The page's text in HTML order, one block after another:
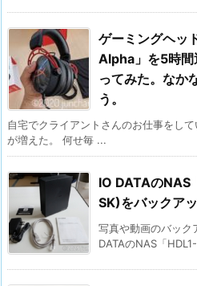
ゲーミングヘッ
Alpha」を5時間
ってみた。なか
う。
自宅でクライアントさんのお仕事をし
が増えた。 何せ毎 ...
IO DATAの
SK)をバックア
写真や動画のバック
DATAのNAS「